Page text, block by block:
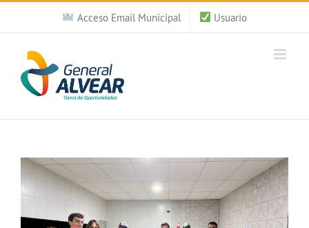
Saltar
contenido
Acceso Email Municipal Usuario
Ver
imagen
más